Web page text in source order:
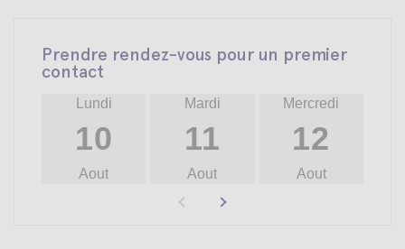
Prendre rendez-vous pour un premier
contact
Lundi
10
Aout
Mardi
11
Aout
Mercredi
12
Aout